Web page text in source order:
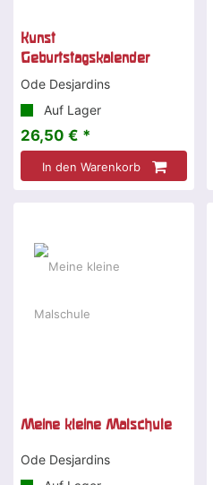
Kunst
Geburtstagskalender
Ode Desjardins
Auf Lager
26,50 € *
In den Warenkorb
Meine kleine Malschule
Ode Desjardins